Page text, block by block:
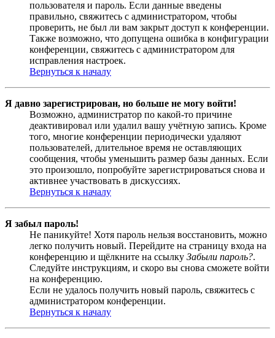
пользователя и пароль. Если данные введены
правильно, свяжитесь с администратором, чтобы
проверить, не был ли вам закрыт доступ к конференции.
Также возможно, что допущена ошибка в конфигурации
конференции, свяжитесь с администратором для
исправления настроек.
Вернуться к началу
Я давно зарегистрирован, но больше не могу войти!
Возможно, администратор по какой-то причине
деактивировал или удалил вашу учётную запись. Кроме
того, многие конференции периодически удаляют
пользователей, длительное время не оставляющих
сообщения, чтобы уменьшить размер базы данных. Если
это произошло, попробуйте зарегистрироваться снова и
активнее участвовать в дискуссиях.
Вернуться к началу
Я забыл пароль!
Не паникуйте! Хотя пароль нельзя восстановить, можно
легко получить новый. Перейдите на страницу входа на
конференцию и щёлкните на ссылку Забыли пароль?.
Следуйте инструкциям, и скоро вы снова сможете войти
на конференцию.
Если не удалось получить новый пароль, свяжитесь с
администратором конференции.
Вернуться к началу